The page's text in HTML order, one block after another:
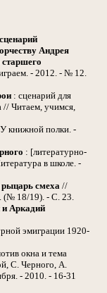
Андрея
- 2012. - № 12.
: сценарий для
Читаем, учимся,
книжной полки. -
: [литературно-
в школе. -
смеха //
(№ 18/19). - С. 23.
Аркадий
эмиграции 1920-
окна и тема
С. Черного, А.
- 2010. - 16-31